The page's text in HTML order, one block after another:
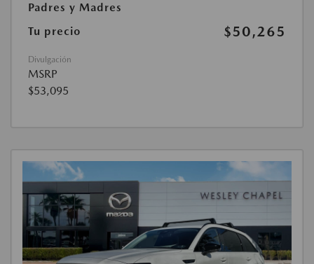
Padres y Madres
Tu precio $50,265
Divulgación
MSRP
$53,095